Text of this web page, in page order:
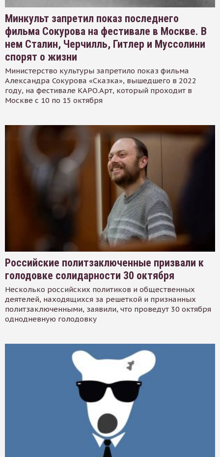
Минкульт запретил показ последнего
фильма Сокурова на фестивале в Москве. В
нем Сталин, Черчилль, Гитлер и Муссолини
спорят о жизни
Министерство культуры запретило показ фильма
Александра Сокурова «Сказка», вышедшего в 2022
году, на фестивале КАРО.Арт, который проходит в
Москве с 10 по 15 октября
Российские политзаключенные призвали к
голодовке солидарности 30 октября
Несколько российских политиков и общественных
деятелей, находящихся за решеткой и признанных
политзаключенными, заявили, что проведут 30 октября
однодневную голодовку